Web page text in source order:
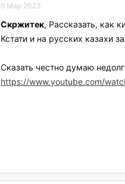
9 Мар 2023
Скржитек, Рассказать, как
Кстати и на русских казахи
Сказать честно думаю
https://www.youtube.com/